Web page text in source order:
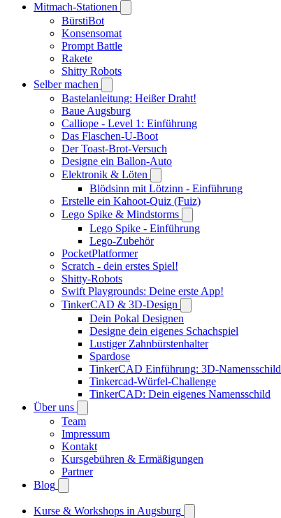
Mitmach-Stationen
BürstiBot
Konsensomat
Prompt Battle
Rakete
Shitty Robots
Selber machen
Bastelanleitung: Heißer Draht!
Baue Augsburg
Calliope - Level 1: Einführung
Das Flaschen-U-Boot
Der Toast-Brot-Versuch
Designe ein Ballon-Auto
Elektronik & Löten
Blödsinn mit Lötzinn - Einführung
Erstelle ein Kahoot-Quiz (Fuiz)
Lego Spike & Mindstorms
Lego Spike - Einführung
Lego-Zubehör
PocketPlatformer
Scratch - dein erstes Spiel!
Shitty-Robots
Swift Playgrounds: Deine erste App!
TinkerCAD & 3D-Design
Dein Pokal Designen
Designe dein eigenes Schachspiel
Lustiger Zahnbürstenhalter
Spardose
TinkerCAD Einführung: 3D-Namensschild
Tinkercad-Würfel-Challenge
TinkerCAD: Dein eigenes Namensschild
Über uns
Team
Impressum
Kontakt
Kursgebühren & Ermäßigungen
Partner
Blog
Kurse & Workshops in Augsburg